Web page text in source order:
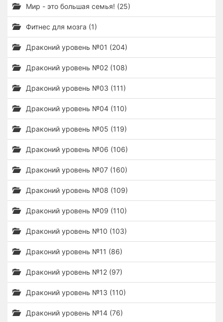
Мир - это большая семья! (25)
Фитнес для мозга (1)
Драконий уровень №01 (204)
Драконий уровень №02 (108)
Драконий уровень №03 (111)
Драконий уровень №04 (110)
Драконий уровень №05 (119)
Драконий уровень №06 (106)
Драконий уровень №07 (160)
Драконий уровень №08 (109)
Драконий уровень №09 (110)
Драконий уровень №10 (103)
Драконий уровень №11 (86)
Драконий уровень №12 (97)
Драконий уровень №13 (110)
Драконий уровень №14 (76)